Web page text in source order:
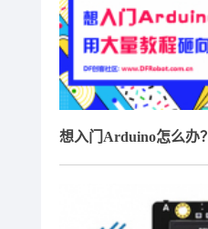
想入门Arduino怎么办？